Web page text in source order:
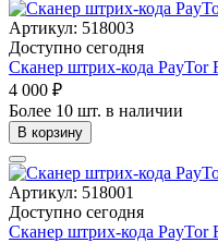
Артикул: 518003
Доступно сегодня
Сканер штрих-кода
4 000 ₽
Более 10 шт. в наличии
В корзину
Артикул: 518001
Доступно сегодня
Сканер штрих-кода PayTor